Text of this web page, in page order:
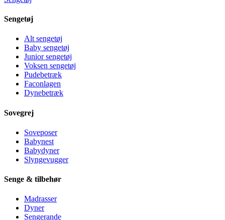
Sengetøj
Alt sengetøj
Baby sengetøj
Junior sengetøj
Voksen sengetøj
Pudebetræk
Faconlagen
Dynebetræk
Sovegrej
Soveposer
Babynest
Babydyner
Slyngevugger
Senge & tilbehør
Madrasser
Dyner
Sengerande